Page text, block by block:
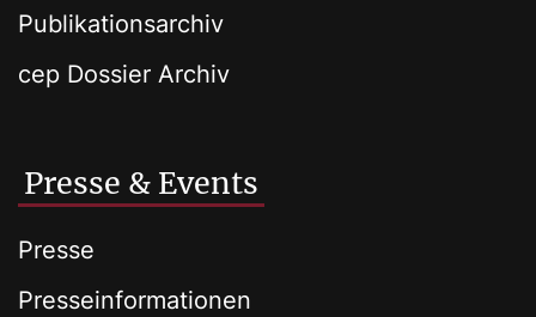
Publikationsarchiv
cep Dossier Archiv
Presse & Events
Presse
Presseinformationen